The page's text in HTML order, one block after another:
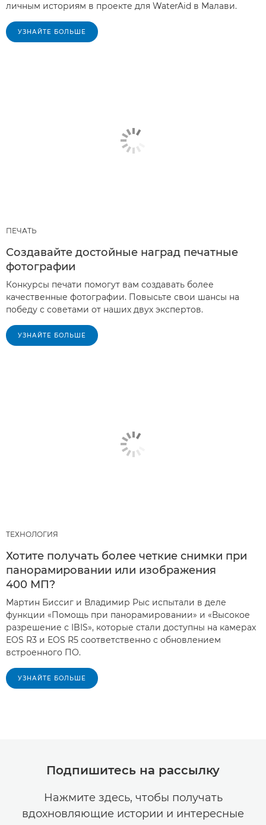
личным историям в проекте для WaterAid в Малави.
УЗНАЙТЕ БОЛЬШЕ
ПЕЧАТЬ
Создавайте достойные наград печатные
фотографии
Конкурсы печати помогут вам создавать более
качественные фотографии. Повысьте свои шансы на
победу с советами от наших двух экспертов.
УЗНАЙТЕ БОЛЬШЕ
ТЕХНОЛОГИЯ
Хотите получать более четкие снимки при
панорамировании или изображения
400 МП?
Мартин Биссиг и Владимир Рыс испытали в деле
функции «Помощь при панорамировании» и «Высокое
разрешение с IBIS», которые стали доступны на камерах
EOS R3 и EOS R5 соответственно с обновлением
встроенного ПО.
УЗНАЙТЕ БОЛЬШЕ
Подпишитесь на рассылку
Нажмите здесь, чтобы получать
вдохновляющие истории и интересные